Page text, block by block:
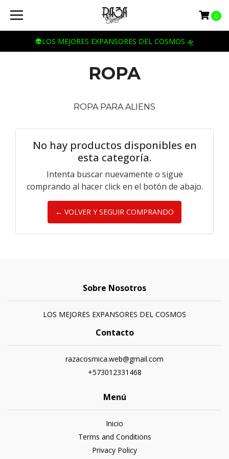
👽LOS MEJORES EXPANSORES DEL COSMOS 🛸
0
ROPA
ROPA PARA ALIENS
No hay productos disponibles en
esta categoría.
Intenta buscar nuevamente o sigue
comprando al hacer click en el botón de abajo.
← VOLVER Y SEGUIR COMPRANDO
Sobre Nosotros
LOS MEJORES EXPANSORES DEL COSMOS
Contacto
razacosmica.web@gmail.com
+573012331468
Menú
Inicio
Terms and Conditions
Privacy Policy